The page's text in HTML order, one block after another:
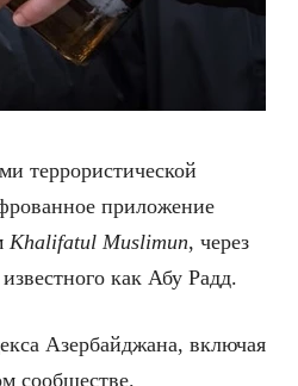
террористической
приложение
Khalifatul Muslimun, через
как Абу Радд.
Азербайджана, включая
сообществе.